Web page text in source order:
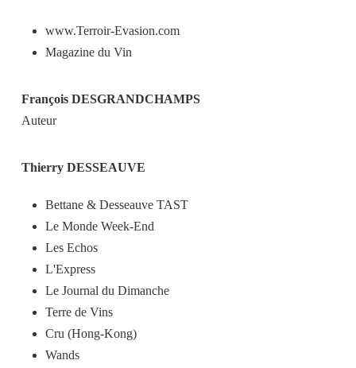
www.Terroir-Evasion.com
Magazine du Vin
François DESGRANDCHAMPS
Auteur
Thierry DESSEAUVE
Bettane & Desseauve TAST
Le Monde Week-End
Les Echos
L'Express
Le Journal du Dimanche
Terre de Vins
Cru (Hong-Kong)
Wands